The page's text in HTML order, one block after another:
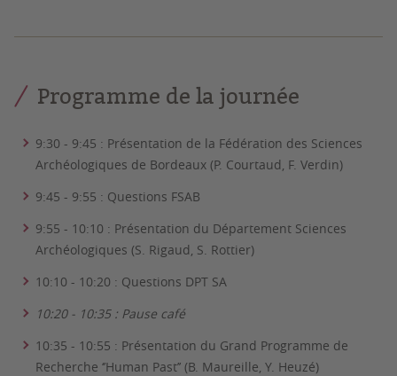
Programme de la journée
9:30 - 9:45 : Présentation de la Fédération des Sciences
Archéologiques de Bordeaux (P. Courtaud, F. Verdin)
9:45 - 9:55 : Questions FSAB
9:55 - 10:10 : Présentation du Département Sciences
Archéologiques (S. Rigaud, S. Rottier)
10:10 - 10:20 : Questions DPT SA
10:20 - 10:35 : Pause café
10:35 - 10:55 : Présentation du Grand Programme de
Recherche ‘’Human Past’’ (B. Maureille, Y. Heuzé)